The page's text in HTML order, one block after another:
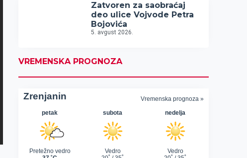
Zatvoren za saobraćaj
deo ulice Vojvode Petra
Bojovića
5. avgust 2026.
VREMENSKA PROGNOZA